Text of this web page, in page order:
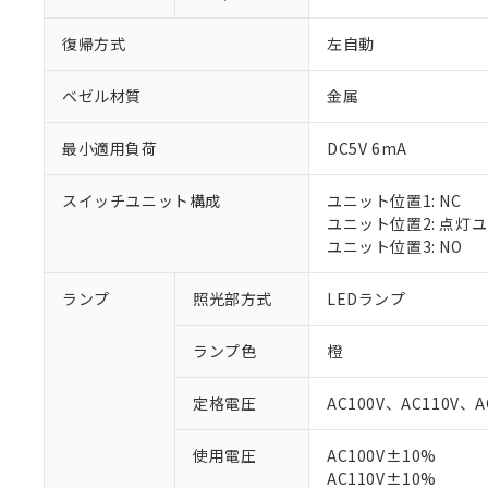
復帰方式 左自動
ベゼル材質 金属
最小適用負荷 DC5V 6mA
スイッチユニット構成
ユニット位置1: NC
ユニット位置2: 点灯
ユニット位置3: NO
ランプ 照光部方式 LEDランプ
ランプ色 橙
定格電圧 AC100V、AC110V、
使用電圧
AC100V±10%
AC110V±10%
※1 対応状況